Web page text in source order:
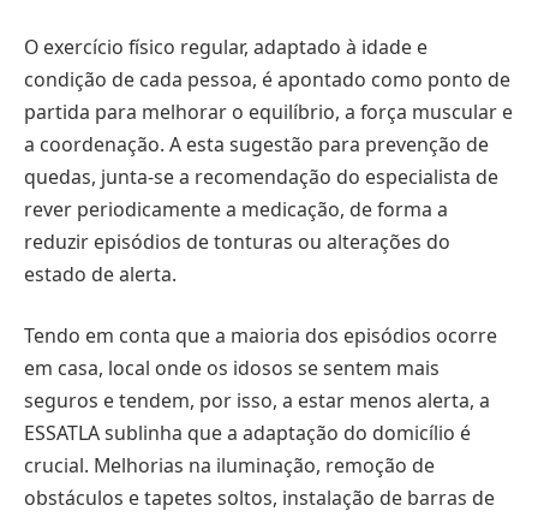
O exercício físico regular, adaptado à idade e
condição de cada pessoa, é apontado como ponto de
partida para melhorar o equilíbrio, a força muscular e
a coordenação. A esta sugestão para prevenção de
quedas, junta-se a recomendação do especialista de
rever periodicamente a medicação, de forma a
reduzir episódios de tonturas ou alterações do
estado de alerta.
Tendo em conta que a maioria dos episódios ocorre
em casa, local onde os idosos se sentem mais
seguros e tendem, por isso, a estar menos alerta, a
ESSATLA sublinha que a adaptação do domicílio é
crucial. Melhorias na iluminação, remoção de
obstáculos e tapetes soltos, instalação de barras de